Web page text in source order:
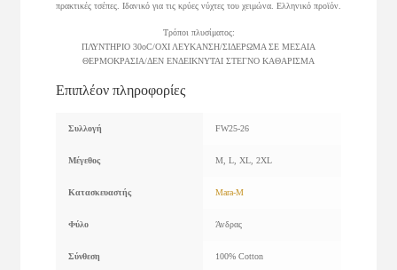
πρακτικές τσέπες. Ιδανικό για τις κρύες νύχτες του χειμώνα. Ελληνικό προϊόν.
Τρόποι πλυσίματος:
ΠΛΥΝΤΗΡΙΟ 30οC/ΟΧΙ ΛΕΥΚΑΝΣΗ/ΣΙΔΕΡΩΜΑ ΣΕ ΜΕΣΑΙΑ
ΘΕΡΜΟΚΡΑΣΙΑ/ΔΕΝ ΕΝΔΕΙΚΝΥΤΑΙ ΣΤΕΓΝΟ ΚΑΘΑΡΙΣΜΑ
Επιπλέον πληροφορίες
Συλλογή FW25-26
Μέγεθος M, L, XL, 2XL
Κατασκευαστής Mara-M
Φύλο Άνδρας
Σύνθεση 100% Cotton